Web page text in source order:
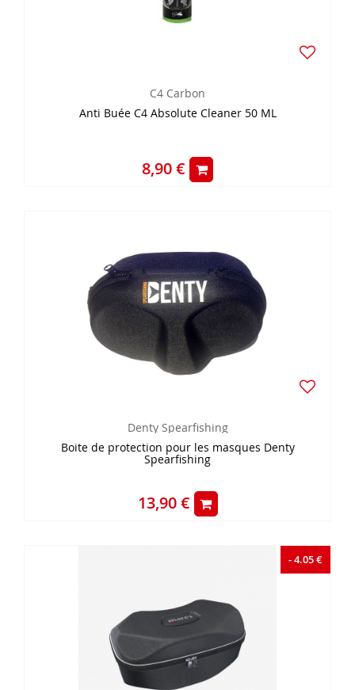
C4 Carbon
Anti Buée C4 Absolute Cleaner 50 ML
8,90 €
Denty Spearfishing
Boite de protection pour les masques Denty
Spearfishing
13,90 €
- 4.05 €